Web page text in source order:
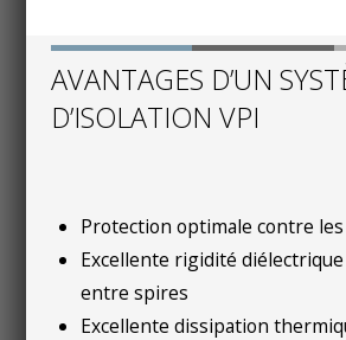
AVANTAGES D’UN
D’ISOLATION VPI
Protection optimale contre
Excellente rigidité diélectrique
entre spires
Excellente dissipation